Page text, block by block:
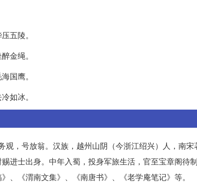
五陵。
金绳。
国鹰。
如冰。
，号放翁。汉族，越州山阴（今浙江绍兴）人，南
进士出身。中年入蜀，投身军旅生活，官至宝章阁待
、《渭南文集》、《南唐书》、《老学庵笔记》等。